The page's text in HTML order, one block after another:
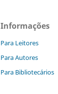
Informações
Para Leitores
Para Autores
Para Bibliotecários